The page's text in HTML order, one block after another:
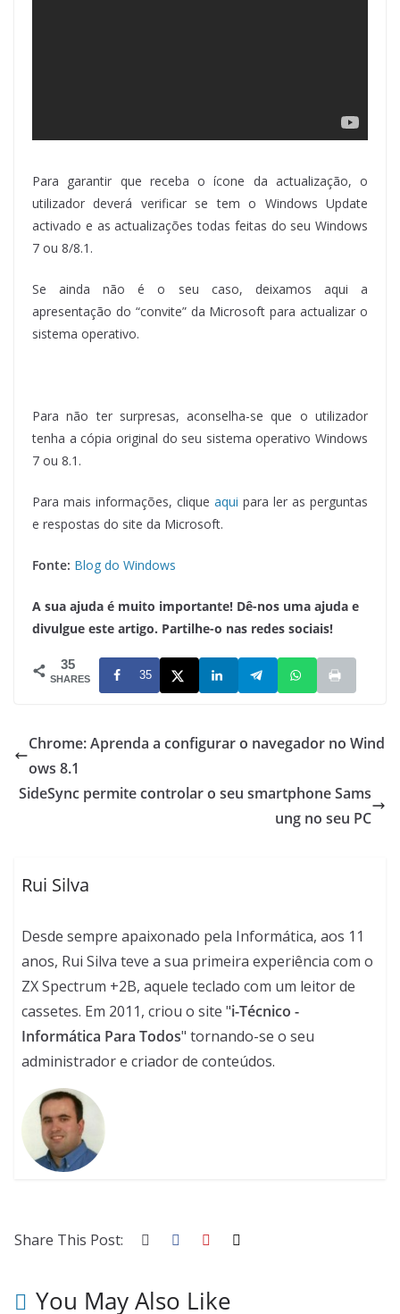
Para garantir que receba o ícone da actualização, o
utilizador deverá verificar se tem o Windows Update
activado e as actualizações todas feitas do seu Windows
7 ou 8/8.1.
Se ainda não é o seu caso, deixamos aqui a
apresentação do “convite” da Microsoft para actualizar o
sistema operativo.
Para não ter surpresas, aconselha-se que o utilizador
tenha a cópia original do seu sistema operativo Windows
7 ou 8.1.
Para mais informações, clique aqui para ler as perguntas
e respostas do site da Microsoft.
Fonte: Blog do Windows
A sua ajuda é muito importante! Dê-nos uma ajuda e
divulgue este artigo. Partilhe-o nas redes sociais!
35
SHARES 35
Chrome: Aprenda a configurar o navegador no Wind
ows 8.1
SideSync permite controlar o seu smartphone Sams
ung no seu PC
Rui Silva
Desde sempre apaixonado pela Informática, aos 11
anos, Rui Silva teve a sua primeira experiência com o
ZX Spectrum +2B, aquele teclado com um leitor de
cassetes. Em 2011, criou o site "i-Técnico -
Informática Para Todos" tornando-se o seu
administrador e criador de conteúdos.
Share This Post:
You May Also Like